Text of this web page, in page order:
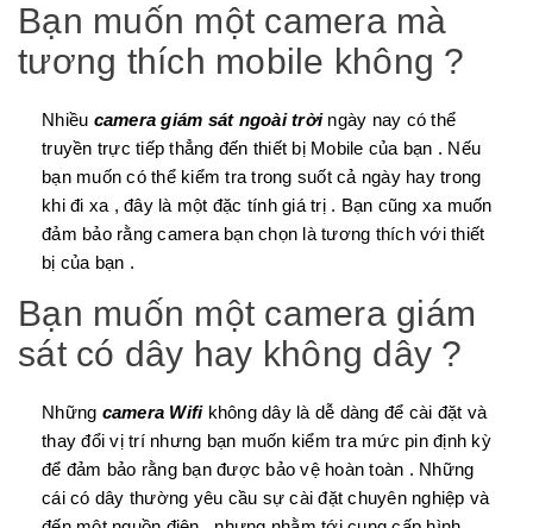
Bạn muốn một camera mà
tương thích mobile không ?
Nhiều camera giám sát ngoài trờingày nay có thể
truyền trực tiếp thẳng đến thiết bị Mobile của bạn . Nếu
bạn muốn có thể kiểm tra trong suốt cả ngày hay trong
khi đi xa , đây là một đặc tính giá trị . Bạn cũng xa muốn
đảm bảo rằng camera bạn chọn là tương thích với thiết
bị của bạn .
Bạn muốn một camera giám
sát có dây hay không dây ?
Những camera Wifikhông dây là dễ dàng để cài đặt và
thay đổi vị trí nhưng bạn muốn kiểm tra mức pin định kỳ
để đảm bảo rằng bạn được bảo vệ hoàn toàn . Những
cái có dây thường yêu cầu sự cài đặt chuyên nghiệp và